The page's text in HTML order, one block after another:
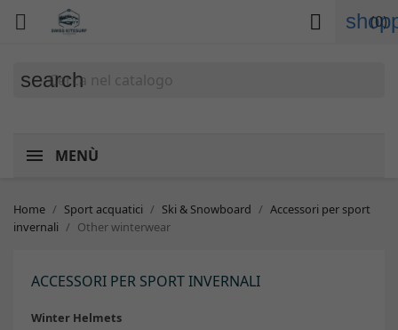
 (0)

search
MENÙ
Home Sport acquatici Ski & Snowboard
Accessori per sport
invernali
Other winterwear
ACCESSORI PER SPORT INVERNALI
Winter Helmets